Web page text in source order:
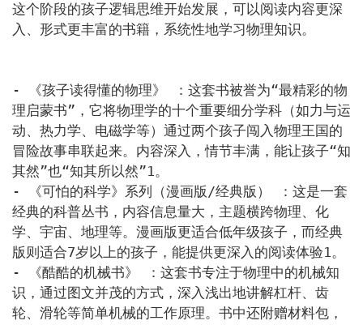
这个阶段的孩子逻辑思维开始发展，可以阅读内容更深
入、形式更丰富的书籍，系统性地学习物理知识。
- 《孩子读得懂的物理》 ：这套书被誉为“最精彩的物
理启蒙书”，它将物理学的十个重要细分学科（如力与运
动、热力学、电磁学等）通过两个孩子闯入物理王国的
冒险故事串联起来。内容深入，情节丰满，能让孩子“知
其然”也“知其所以然”1。
- 《可怕的科学》系列（漫画版/经典版） ：这是一套
经典的科普丛书，内容信息量大，主题横跨物理、化
学、宇宙、地理等。漫画版更适合低年级孩子，而经典
版则适合7岁以上的孩子，能提供更深入的阅读体验1。
- 《酷酷的机械书》 ：这套书专注于物理中的机械知
识，通过图文并茂的方式，深入浅出地讲解杠杆、齿
轮、滑轮等简单机械的工作原理。书中还附赠材料包，